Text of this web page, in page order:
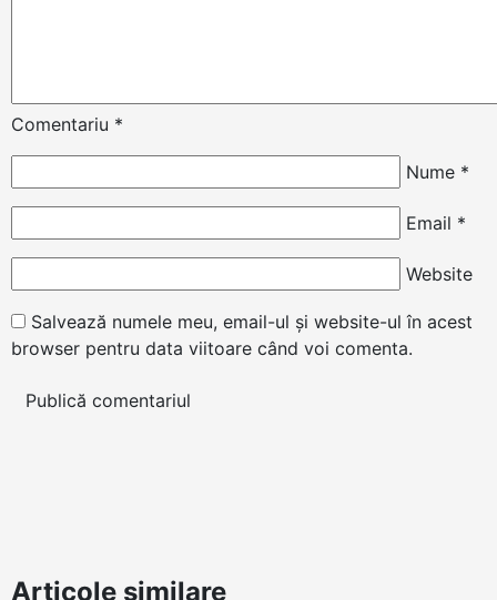
Comentariu *
Nume *
Email *
Website
Salvează numele meu, email-ul și website-ul în acest
browser pentru data viitoare când voi comenta.
Articole similare